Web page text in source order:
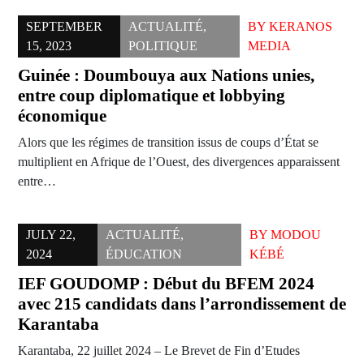
SEPTEMBER
15, 2023
ACTUALITÉ,
POLITIQUE
BYKERANOS
MEDIA
Guinée : Doumbouya aux Nations unies,
entre coup diplomatique et lobbying
économique
Alors que les régimes de transition issus de coups d’État se
multiplient en Afrique de l’Ouest, des divergences apparaissent
entre…
JULY 22,
2024
ACTUALITÉ,
ÉDUCATION
BY MODOU
KÉBÉ
IEF GOUDOMP : Début du BFEM 2024
avec 215 candidats dans l’arrondissement de
Karantaba
Karantaba, 22 juillet 2024 – Le Brevet de Fin d’Etudes